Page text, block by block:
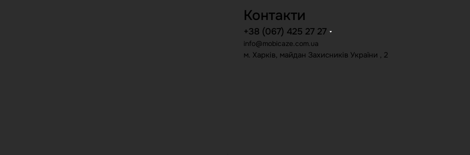
Контакти
+38 (067) 425 27 27
info@mobicaze.com.ua
м. Харків, майдан Захисників України , 2